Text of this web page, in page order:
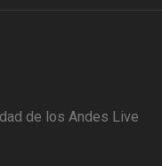
de los Andes Live